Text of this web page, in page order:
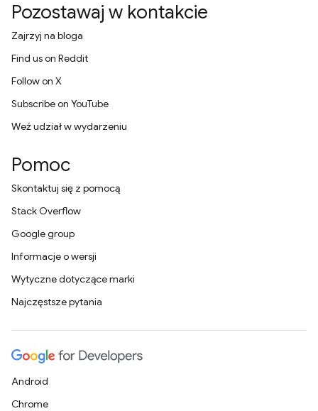
Pozostawaj w kontakcie
Zajrzyj na bloga
Find us on Reddit
Follow on X
Subscribe on YouTube
Weź udział w wydarzeniu
Pomoc
Skontaktuj się z pomocą
Stack Overflow
Google group
Informacje o wersji
Wytyczne dotyczące marki
Najczęstsze pytania
Android
Chrome